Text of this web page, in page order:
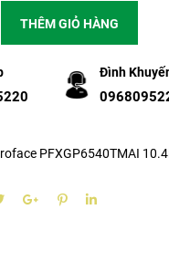
THÊM GIỎ HÀNG
Đình
PFXGP6540TMAI